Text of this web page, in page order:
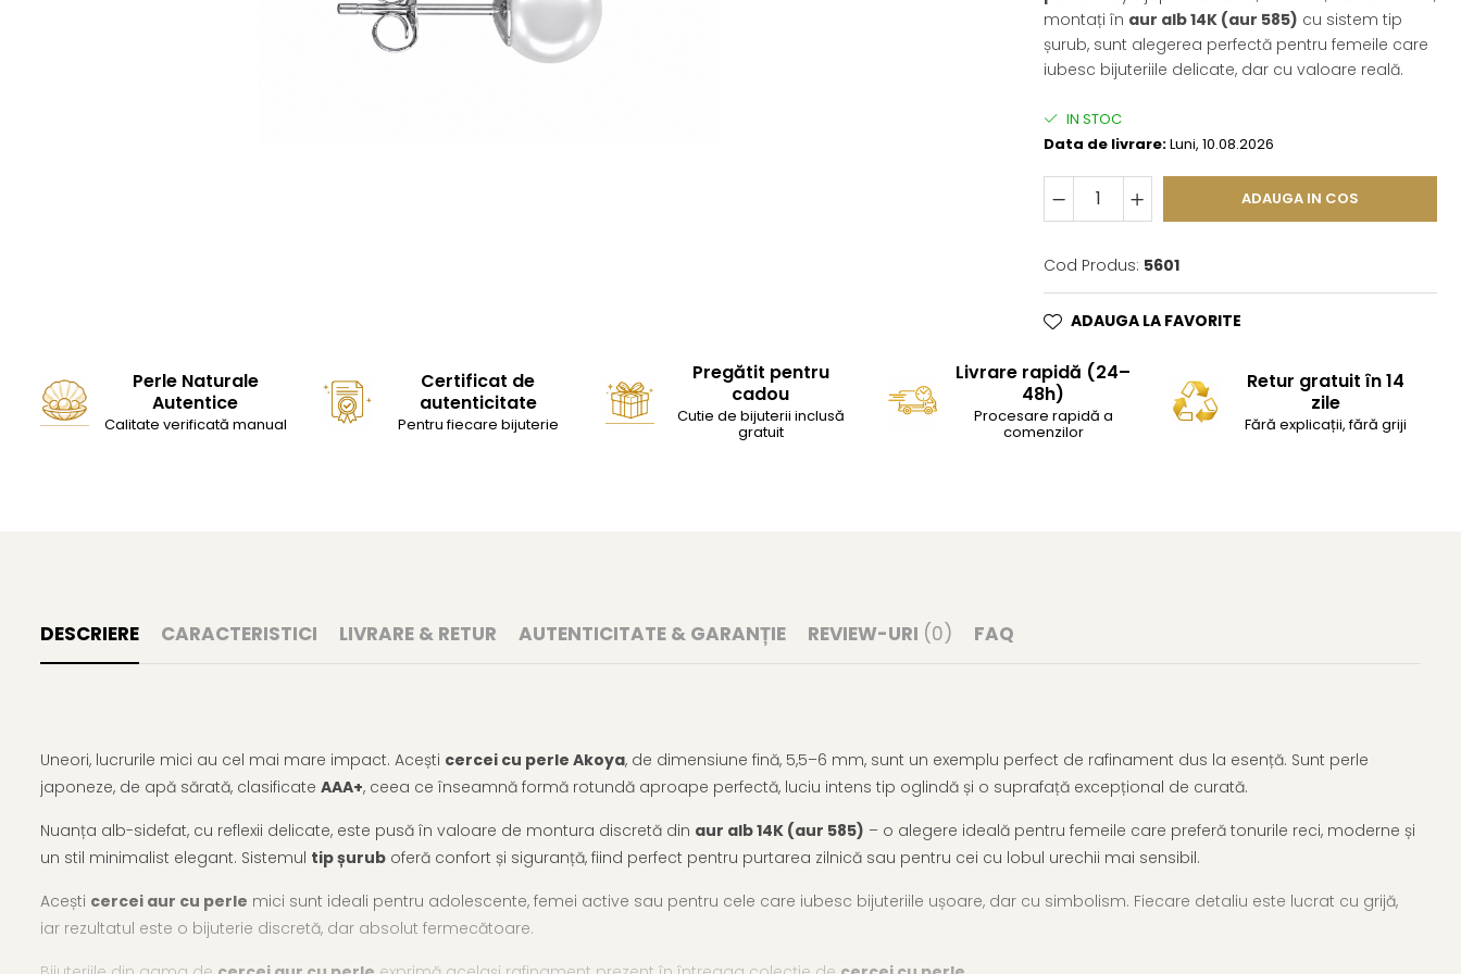
montați în aur alb 14K (aur 585) cu sistem tip
șurub, sunt alegerea perfectă pentru femeile care
iubesc bijuteriile delicate, dar cu valoare reală.
IN STOC
Data de livrare:Luni, 10.08.2026
ADAUGA IN COS
Cod Produs: 5601
ADAUGA LA FAVORITE
Perle Naturale
Autentice
Calitate verificată manual
Certificat de
autenticitate
Pentru fiecare bijuterie
Pregătit pentru
cadou
Cutie de bijuterii inclusă
gratuit
Livrare rapidă (24–
48h)
Procesare rapidă a
comenzilor
Retur gratuit în 14
zile
Fără explicații, fără griji
DESCRIERE CARACTERISTICI LIVRARE & RETUR AUTENTICITATE & GARANȚIE REVIEW-URI (0) FAQ
Uneori, lucrurile mici au cel mai mare impact. Acești cercei cu perle Akoya, de dimensiune fină, 5,5–6 mm, sunt un exemplu perfect de rafinament dus la esență. Sunt perle
japoneze, de apă sărată, clasificate AAA+, ceea ce înseamnă formă rotundă aproape perfectă, luciu intens tip oglindă și o suprafață excepțional de curată.
Nuanța alb-sidefat, cu reflexii delicate, este pusă în valoare de montura discretă din aur alb 14K (aur 585) – o alegere ideală pentru femeile care preferă tonurile reci, moderne și
un stil minimalist elegant. Sistemul tip șurub oferă confort și siguranță, fiind perfect pentru purtarea zilnică sau pentru cei cu lobul urechii mai sensibil.
Acești cercei aur cu perle mici sunt ideali pentru adolescente, femei active sau pentru cele care iubesc bijuteriile ușoare, dar cu simbolism. Fiecare detaliu este lucrat cu grijă,
iar rezultatul este o bijuterie discretă, dar absolut fermecătoare.